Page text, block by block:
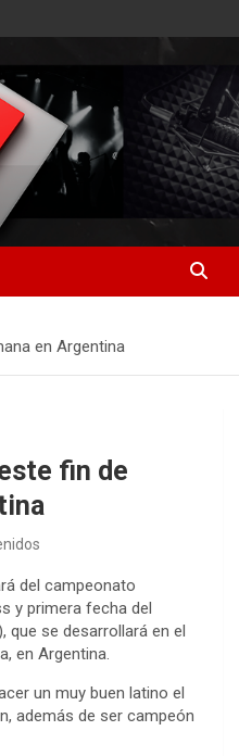
en Argentina
fin de
del campeonato
y primera fecha del
que se desarrollará en el
en Argentina.
un muy buen latino el
además de ser campeón